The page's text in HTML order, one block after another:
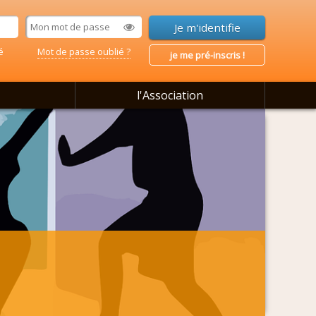
Mot de passe oublié ? je me pré-inscris !
l'Association